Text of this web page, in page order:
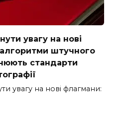
увагу на нові
штучного
стандарти
увагу на нові флагмани: